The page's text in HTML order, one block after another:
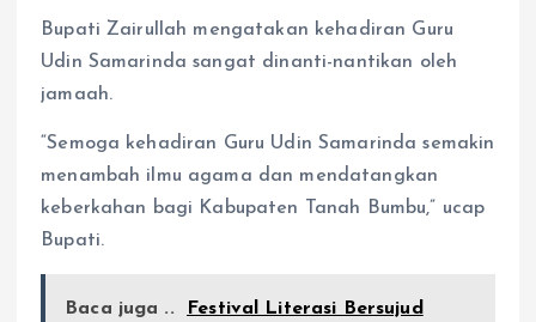
Bupati Zairullah mengatakan kehadiran Guru
Udin Samarinda sangat dinanti-nantikan oleh
jamaah.
“Semoga kehadiran Guru Udin Samarinda semakin
menambah ilmu agama dan mendatangkan
keberkahan bagi Kabupaten Tanah Bumbu,” ucap
Bupati.
Baca juga ..
Festival Literasi Bersujud